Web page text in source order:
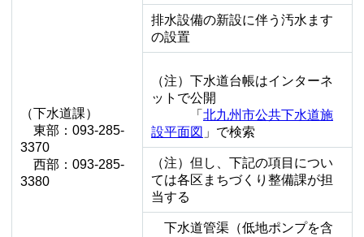
（下水道課）
東部：093-285-
3370
西部：093-285-
3380
排水設備の新設に伴う汚水ます
の設置
（注）下水道台帳はインターネ
ットで公開
「 北九州市公共下水道施
設平面図 」で検索
（注）但し、下記の項目につい
ては各区まちづくり整備課が担
当する
下水道管渠（低地ポンプを含